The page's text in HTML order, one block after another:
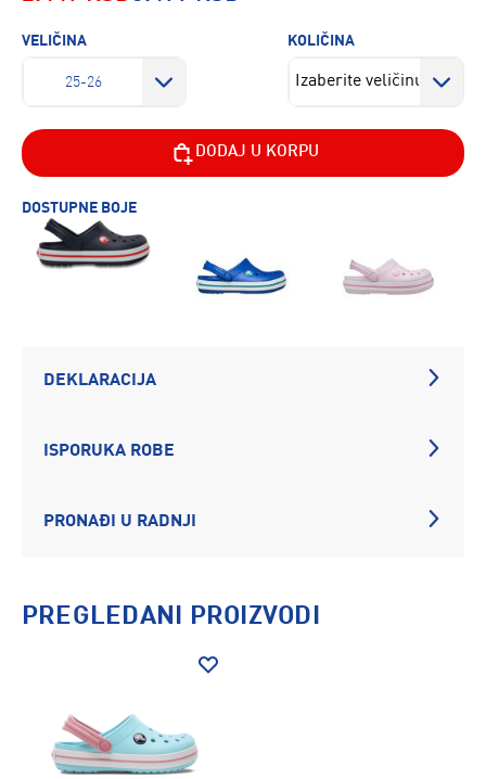
VELIČINA
25-26
KOLIČINA
DODAJ U KORPU
DOSTUPNE BOJE
DEKLARACIJA
ISPORUKA ROBE
PRONAĐI U RADNJI
PREGLEDANI PROIZVODI